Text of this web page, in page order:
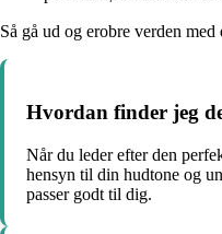
Så gå ud og erobre verden
Hvordan finder jeg
Når du leder efter den
hensyn til din hudtone og
passer godt til dig.